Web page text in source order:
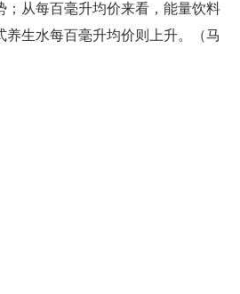
；从每百毫升均价来看，能量饮料
养生水每百毫升均价则上升。（马